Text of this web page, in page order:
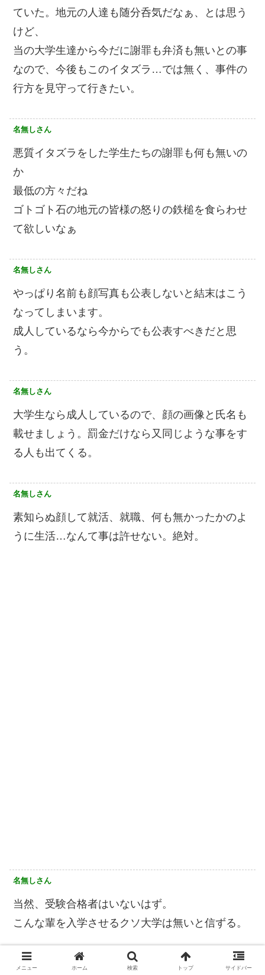
ていた。地元の人達も随分呑気だなぁ、とは思う
けど、
当の大学生達から今だに謝罪も弁済も無いとの事
なので、今後もこのイタズラ…では無く、事件の
行方を見守って行きたい。
名無しさん
悪質イタズラをした学生たちの謝罪も何も無いの
か
最低の方々だね
ゴトゴト石の地元の皆様の怒りの鉄槌を食らわせ
て欲しいなぁ
名無しさん
やっぱり名前も顔写真も公表しないと結末はこう
なってしまいます。
成人しているなら今からでも公表すべきだと思
う。
名無しさん
大学生なら成人しているので、顔の画像と氏名も
載せましょう。罰金だけなら又同じような事をす
る人も出てくる。
名無しさん
素知らぬ顔して就活、就職、何も無かったかのよ
うに生活…なんて事は許せない。絶対。
名無しさん
当然、受験合格者はいないはず。
こんな輩を入学させるクソ大学は無いと信ずる。
メニュー ホーム 検索 トップ サイドバー